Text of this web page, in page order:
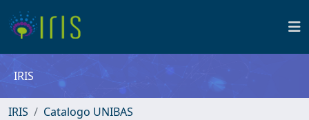
IRIS
IRIS
Catalogo UNIBAS